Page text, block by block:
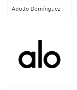
Adolfo Domínguez